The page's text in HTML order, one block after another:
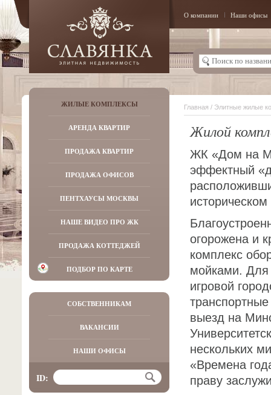
О компании Наши офисы
ЖИЛЫЕ КОМПЛЕКСЫ
АРЕНДА КВАРТИР
ПРОДАЖА КВАРТИР
ПРОДАЖА ОФИСОВ
ПЕНТХАУСЫ МОСКВЫ
НАШЕ ВИДЕО ПРО ЖК
ПРОДАЖА КОТТЕДЖЕЙ
ПОДБОР ПО КАРТЕ
СОБСТВЕННИКАМ
ВАКАНСИИ
НАШИ ОФИСЫ
ID:
Главная / Элитные жилые
Жилой
ЖК «Дом на
эффектный
огорожена и
комплекс
мойками. Для
игровой
выезд на
нескольких
«Времена
праву